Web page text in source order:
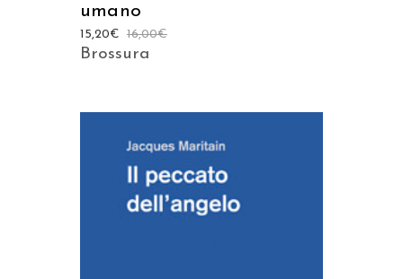
umano
16,00€
15,20€
Brossura